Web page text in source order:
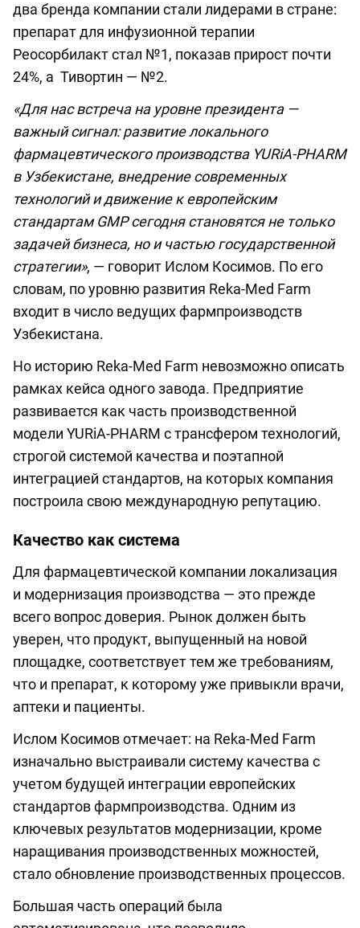
два бренда компании стали лидерами в стране:
препарат для инфузионной терапии
Реосорбилакт стал №1, показав прирост почти
24%, а Тивортин — №2.
«Для нас встреча на уровне президента —
важный сигнал: развитие локального
фармацевтического производства YURiA-PHARM
в Узбекистане, внедрение современных
технологий и движение к европейским
стандартам GMP сегодня становятся не только
задачей бизнеса, но и частью государственной
стратегии», — говорит Ислом Косимов. По его
словам, по уровню развития Reka-Med Farm
входит в число ведущих фармпроизводств
Узбекистана.
Но историю Reka-Med Farm невозможно описать
рамках кейса одного завода. Предприятие
развивается как часть производственной
модели YURiA-PHARM с трансфером технологий,
строгой системой качества и поэтапной
интеграцией стандартов, на которых компания
построила свою международную репутацию.
Качество как система
Для фармацевтической компании локализация
и модернизация производства — это прежде
всего вопрос доверия. Рынок должен быть
уверен, что продукт, выпущенный на новой
площадке, соответствует тем же требованиям,
что и препарат, к которому уже привыкли врачи,
аптеки и пациенты.
Ислом Косимов отмечает: на Reka-Med Farm
изначально выстраивали систему качества с
учетом будущей интеграции европейских
стандартов фармпроизводства. Одним из
ключевых результатов модернизации, кроме
наращивания производственных можностей,
стало обновление производственных процессов.
Большая часть операций была